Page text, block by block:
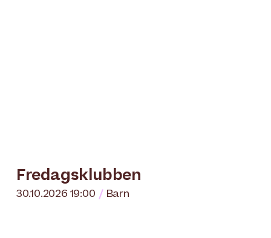
Fredagsklubben
30.10.2026 19:00 Barn